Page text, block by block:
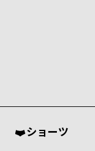
ショーツ